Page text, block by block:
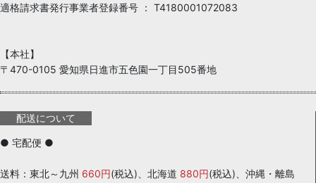
適格請求書発行事業者登録番号 ： T4180001072083
【本社】
〒470-0105 愛知県日進市五色園一丁目505番地
配送について
● 宅配便 ●
送料：東北～九州 660円(税込)、北海道 880円(税込)、沖縄・離島